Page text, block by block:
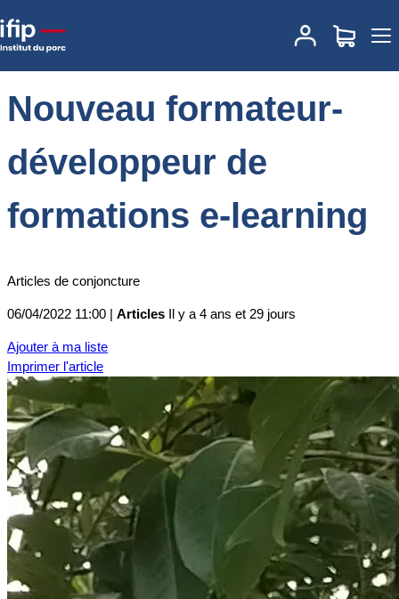
Accueil
Nouveau formateur-développeur de formations
e-learning
Nouveau formateur-
développeur de
formations e-learning
Articles de conjoncture
06/04/2022 11:00 | Articles Il y a 4 ans et 29 jours
Ajouter à ma liste
Imprimer l'article